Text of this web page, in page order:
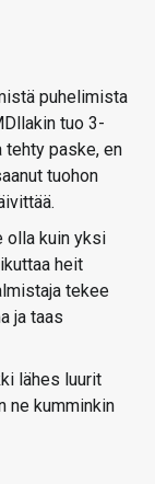
puhelimista
tuo 3-
tehty paske, en
tuohon
olla kuin yksi
heit
tekee
ja taas
lähes luurit
ne kumminkin